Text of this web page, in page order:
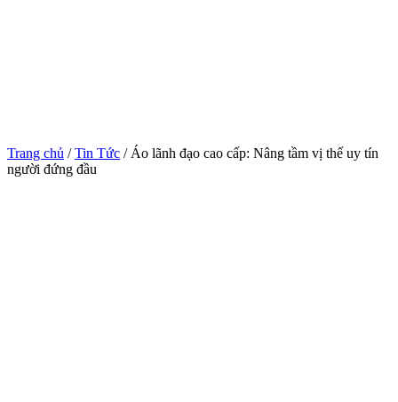
Trang chủ /Tin Tức / Áo lãnh đạo cao cấp: Nâng tầm vị thế uy tín
người đứng đầu